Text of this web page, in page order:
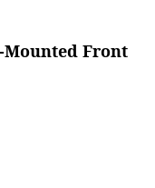
Mounted Front